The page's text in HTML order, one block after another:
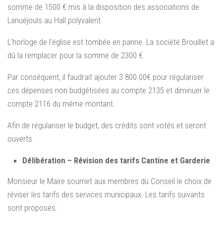
somme de 1500 € mis à la disposition des associations de
Lanuéjouls au Hall polyvalent.
L’horloge de l’église est tombée en panne. La société Brouillet a
dû la remplacer pour la somme de 2300 €.
Par conséquent, il faudrait ajouter 3 800.00€ pour régulariser
ces dépenses non budgétisées au compte 2135 et diminuer le
compte 2116 du même montant.
Afin de régulariser le budget, des crédits sont votés et seront
ouverts.
Délibération – Révision des tarifs Cantine et Garderie
Monsieur le Maire soumet aux membres du Conseil le choix de
réviser les tarifs des services municipaux. Les tarifs suivants
sont proposés :